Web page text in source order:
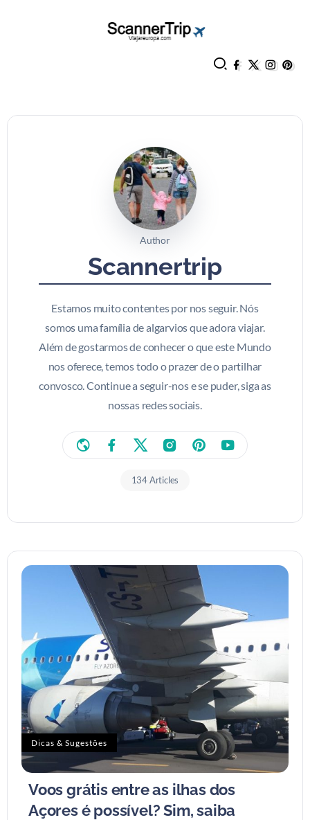
Author
Scannertrip
Estamos muito contentes por nos seguir. Nós
somos uma família de algarvios que adora viajar.
Além de gostarmos de conhecer o que este Mundo
nos oferece, temos todo o prazer de o partilhar
convosco. Continue a seguir-nos e se puder, siga as
nossas redes sociais.
134 Articles
Dicas & Sugestões
Voos grátis entre as ilhas dos
Açores é possível? Sim, saiba